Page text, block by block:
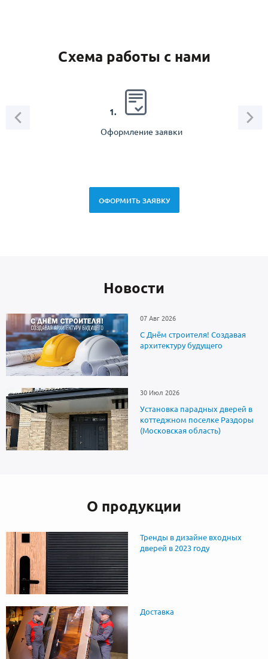
Схема работы с нами
1.
Оформление заявки
ОФОРМИТЬ ЗАЯВКУ
Новоcти
07 Авг 2026
С Днём строителя! Создавая
архитектуру будущего
30 Июл 2026
Установка парадных дверей в
коттеджном поселке Раздоры
(Московская область)
О продукции
Тренды в дизайне входных
дверей в 2023 году
Доставка